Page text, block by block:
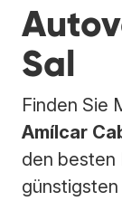
Sal
Finden Sie
Amílcar
den besten